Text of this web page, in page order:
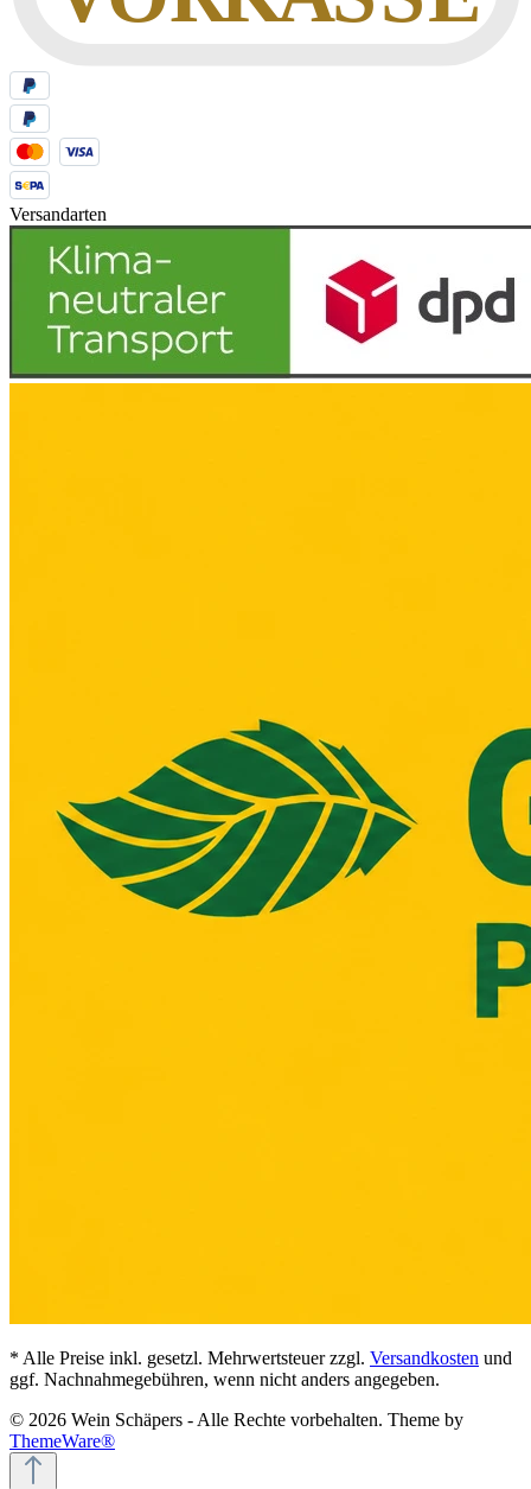
Versandarten
* Alle Preise inkl. gesetzl. Mehrwertsteuer zzgl. Versandkosten und
ggf. Nachnahmegebühren, wenn nicht anders angegeben.
© 2026 Wein Schäpers - Alle Rechte vorbehalten. Theme by
ThemeWare®